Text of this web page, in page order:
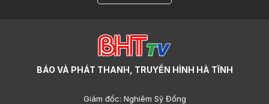
BÁO VÀ PHÁT THANH, TRUYỀN HÌNH HÀ TĨNH
Giám đốc: Nghiêm Sỹ Đống